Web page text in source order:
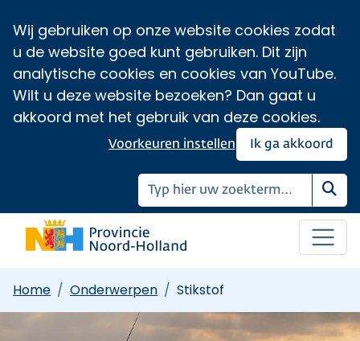
Wij gebruiken op onze website cookies zodat
u de website goed kunt gebruiken. Dit zijn
analytische cookies en cookies van YouTube.
Wilt u deze website bezoeken? Dan gaat u
akkoord met het gebruik van deze cookies.
Ik ga akkoord
Voorkeuren instellen
Home Onderwerpen Stikstof